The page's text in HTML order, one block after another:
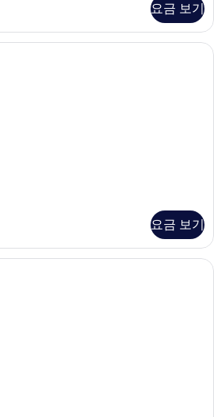
요금 보기
스위트, 테라스 | 미니바, 책상, 암막 커
요금 보기